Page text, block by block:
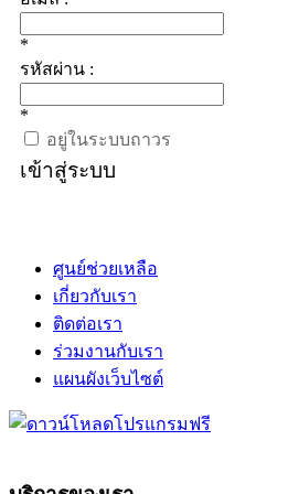
*
รหัสผ่าน :
*
อยู่ในระบบถาวร
เข้าสู่ระบบ
ศูนย์ช่วยเหลือ
เกี่ยวกับเรา
ติดต่อเรา
ร่วมงานกับเรา
แผนผังเว็บไซต์